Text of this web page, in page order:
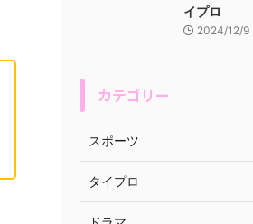
イプロ
2024/12/9
カテゴリー
スポーツ
タイプロ